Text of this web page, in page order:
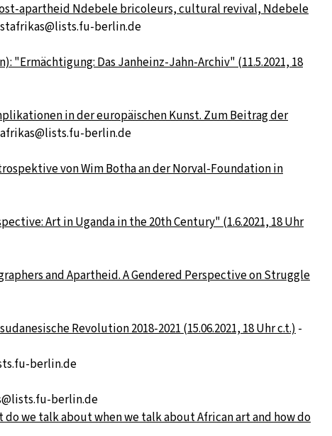
apartheid Ndebele bricoleurs, cultural revival, Ndebele
berlin.de
Das Janheinz-Jahn-Archiv" (11.5.2021, 18
in der europäischen Kunst. Zum Beitrag der
berlin.de
von Wim Botha an der Norval-Foundation in
Art in Uganda in the 20th Century" (1.6.2021, 18 Uhr
and Apartheid. A Gendered Perspective on Struggle
Revolution 2018-2021 (15.06.2021, 18 Uhr c.t.) -
berlin.de
berlin.de
we talk about when we talk about African art and how do